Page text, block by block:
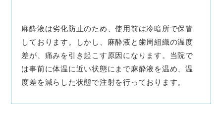
麻酔液は劣化防止のため、使用前は冷暗所で保管
しております。しかし、麻酔液と歯周組織の温度
差が、痛みを引き起こす原因になります。当院で
は事前に体温に近い状態にまで麻酔液を温め、温
度差を減らした状態で注射を行っております。